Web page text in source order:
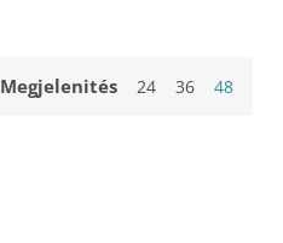
Megjelenités 24 36 48